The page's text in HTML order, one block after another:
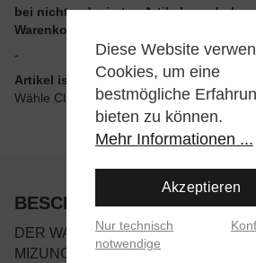
bei nicht reduzierten Artikeln und
Warenkorb
-
Artikel ist wie angegeben im Store
Wähle Click & Collect beim Checkout
BESCHREIBUNG
DER WAVE RIDER 10 SPIEGELT
MIZUNO SNEAKER DIE BALANCE
Diese Website
Cookies, um eine
bestmögliche
bieten zu können.
Mehr Informationen ...
Akzeptieren
Nur technisch
notwendige